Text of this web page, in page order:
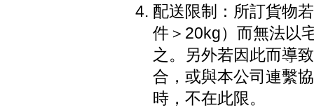
配送限制：所訂貨物
件＞20kg）而無法以
之。另外若因此而導
合，或與本公司連繫
時，不在此限。